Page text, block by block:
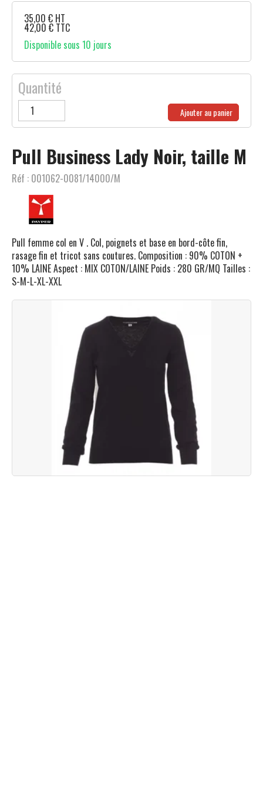
Pull Business Lady Noir, taille M
Réf : 001062-0081/14000/M
Pull femme col en V . Col, poignets et base en bord-côte fin,
rasage fin et tricot sans coutures. Composition : 90% COTON +
10% LAINE Aspect : MIX COTON/LAINE Poids : 280 GR/MQ Tailles :
S-M-L-XL-XXL
35,00 € HT
42,00 € TTC
Disponible sous 10 jours
Quantité
Ajouter au panier